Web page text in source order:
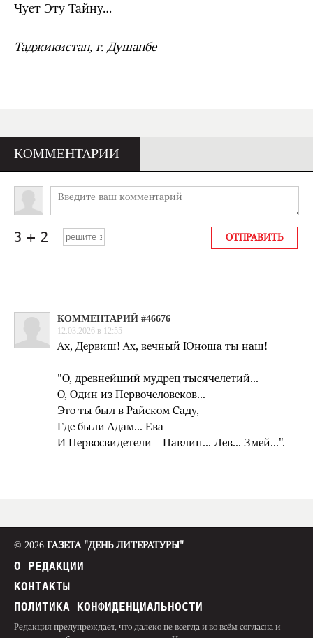
Чует Эту Тайну…
Таджикистан, г. Душанбе
КОММЕНТАРИИ
КОММЕНТАРИЙ #46676
12.03.2026 в 12:55
Ах, Дервиш! Ах, вечный Юноша ты наш!
"О, древнейший мудрец тысячелетий…
О, Один из Первочеловеков…
Это ты был в Райском Саду,
Где были Адам… Ева
И Первосвидетели – Павлин… Лев… Змей…".
© 2026 ГАЗЕТА "ДЕНЬ ЛИТЕРАТУРЫ"
О РЕДАКЦИИ
КОНТАКТЫ
ПОЛИТИКА КОНФИДЕНЦИАЛЬНОСТИ
Редакция предупреждает, что далеко не всегда и во всём согласна и